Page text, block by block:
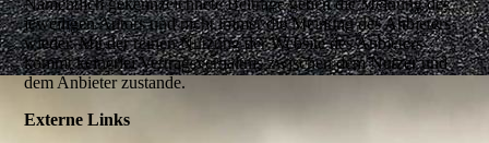
Namentlich gekennzeichnete Beiträge geben die Meinung des
jeweiligen Autors und nicht immer die Meinung des Anbieters
wieder. Mit der reinen Nutzung der Website des Anbieters
kommt keinerlei Vertragsverhältnis zwischen dem Nutzer und
dem Anbieter zustande.
Externe Links